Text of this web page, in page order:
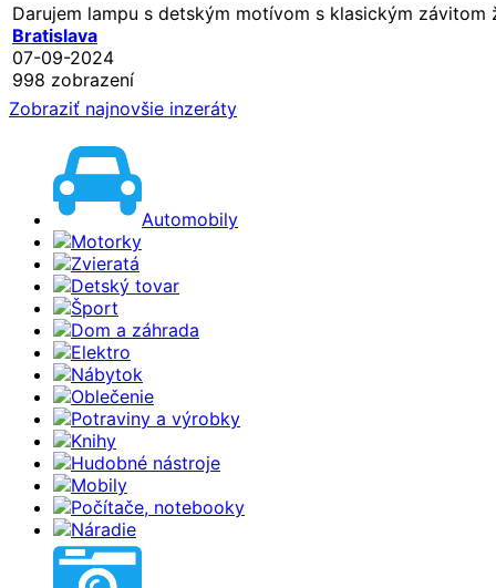
Darujem lampu s detským motívom s klasickým závitom
Bratislava
07-09-2024
998 zobrazení
Zobraziť najnovšie inzeráty
Automobily
Motorky
Zvieratá
Detský tovar
Šport
Dom a záhrada
Elektro
Nábytok
Oblečenie
Potraviny a výrobky
Knihy
Hudobné nástroje
Mobily
Počítače, notebooky
Náradie